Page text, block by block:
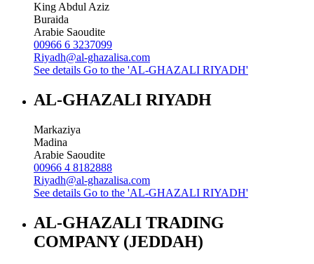
King Abdul Aziz
Buraida
Arabie Saoudite
00966 6 3237099
Riyadh@al-ghazalisa.com
See details Go to the 'AL-GHAZALI RIYADH'
AL-GHAZALI RIYADH
Markaziya
Madina
Arabie Saoudite
00966 4 8182888
Riyadh@al-ghazalisa.com
See details Go to the 'AL-GHAZALI RIYADH'
AL-GHAZALI TRADING
COMPANY (JEDDAH)